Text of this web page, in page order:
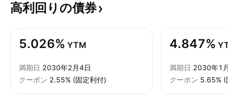
高利回りの債券
5.026% YTM
満期日 2030年2月4日
クーポン 2.55% (固定利付)
4.847%
満期日 2030年1
クーポン 5.65% (